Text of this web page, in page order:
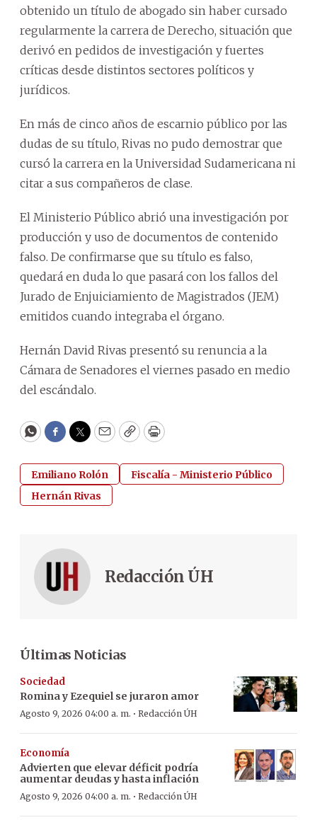
obtenido un título de abogado sin haber cursado
regularmente la carrera de Derecho, situación que
derivó en pedidos de investigación y fuertes
críticas desde distintos sectores políticos y
jurídicos.
En más de cinco años de escarnio público por las
dudas de su título, Rivas no pudo demostrar que
cursó la carrera en la Universidad Sudamericana ni
citar a sus compañeros de clase.
El Ministerio Público abrió una investigación por
producción y uso de documentos de contenido
falso. De confirmarse que su título es falso,
quedará en duda lo que pasará con los fallos del
Jurado de Enjuiciamiento de Magistrados (JEM)
emitidos cuando integraba el órgano.
Hernán David Rivas presentó su renuncia a la
Cámara de Senadores el viernes pasado en medio
del escándalo.
WhatsApp
Facebook
Twitter
EmailCopyPrint
Emiliano Rolón
Fiscalía - Ministerio Público
Hernán Rivas
Redacción ÚH
Últimas Noticias
Sociedad
Romina y Ezequiel se juraron amor
Agosto 9, 2026 04:00 a. m. · Redacción ÚH
Economía
Advierten que elevar déficit podría
aumentar deudas y hasta inflación
Agosto 9, 2026 04:00 a. m. · Redacción ÚH